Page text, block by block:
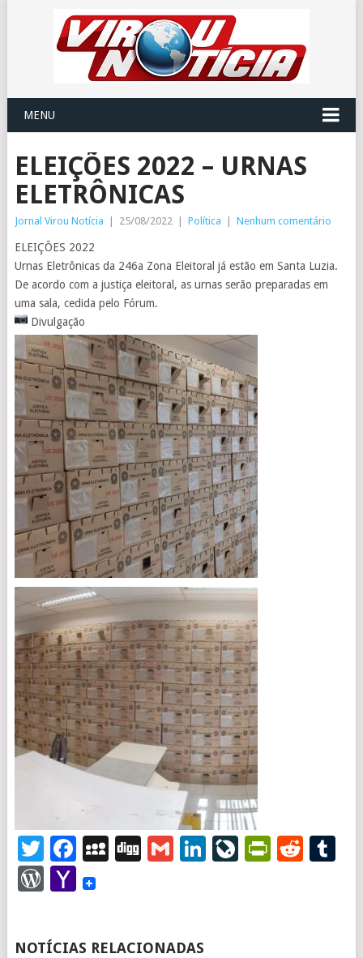
MENU
ELEIÇÕES 2022 – URNAS
ELETRÔNICAS
Jornal Virou Notícia 25/08/2022 Política Nenhum comentário
ELEIÇÕES 2022
Urnas Eletrônicas da 246a Zona Eleitoral já estão em Santa Luzia.
De acordo com a justiça eleitoral, as urnas serão preparadas em
uma sala, cedida pelo Fórum.
Divulgação
Twitter
Facebook
MySpace
DiggGmailLinkedIn
WordPress
Yahoo
NOTÍCIAS RELACIONADAS